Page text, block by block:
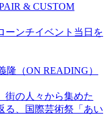
& CUSTOM
ーンチイベント当日を
隆（ON READING）
街の人々から集めた
る、国際芸術祭「あい